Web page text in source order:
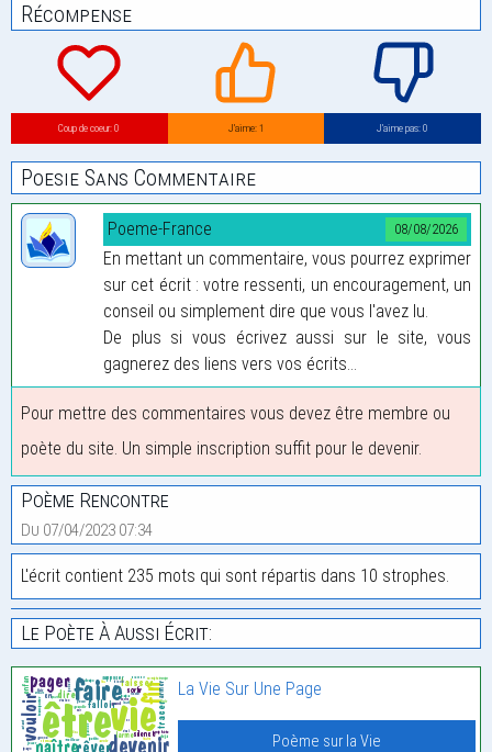
Récompense
Coup de coeur: 0 J’aime: 1 J’aime pas: 0
Poesie Sans Commentaire
08/08/2026
Poeme-France
En mettant un commentaire, vous pourrez exprimer
sur cet écrit : votre ressenti, un encouragement, un
conseil ou simplement dire que vous l'avez lu.
De plus si vous écrivez aussi sur le site, vous
gagnerez des liens vers vos écrits...
Pour mettre des commentaires vous devez être membre ou
poète du site. Un simple inscription suffit pour le devenir.
Poème Rencontre
Du 07/04/2023 07:34
L'écrit contient 235 mots qui sont répartis dans 10 strophes.
Le Poète À Aussi Écrit:
La Vie Sur Une Page
Poème sur la Vie